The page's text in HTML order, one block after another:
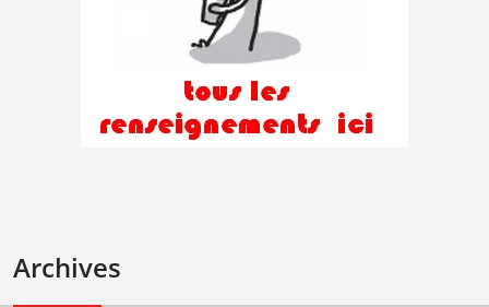
Archives